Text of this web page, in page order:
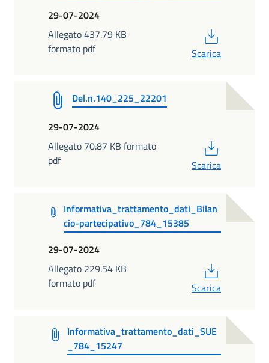
29-07-2024
Allegato 437.79 KB
formato pdf
Scarica
Del.n.140_225_22201
29-07-2024
Allegato 70.87 KB formato
pdf
Scarica
Informativa_trattamento_dati_Bilan
cio-partecipativo_784_15385
29-07-2024
Allegato 229.54 KB
formato pdf
Scarica
Informativa_trattamento_dati_SUE
_784_15247